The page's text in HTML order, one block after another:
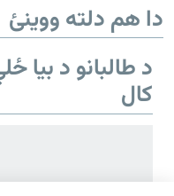
دا هم دلته ووینئ
د طالبانو د بیا
کال